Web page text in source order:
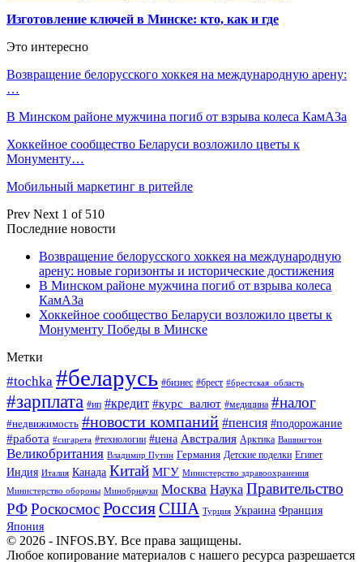
Изготовление ключей в Минске: кто, как и где
Это интересно
Возвращение белорусского хоккея на международную арену:
…
В Минском районе мужчина погиб от взрыва колеса КамАЗа
Хоккейное сообщество Беларуси возложило цветы к
Монументу…
Мобильный маркетинг в ритейле
Prev Next 1 of 510
Последние новости
Возвращение белорусского хоккея на международную
арену: новые горизонты и исторические достижения
В Минском районе мужчина погиб от взрыва колеса
КамАЗа
Хоккейное сообщество Беларуси возложило цветы к
Монументу Победы в Минске
Метки
#tochka #беларусь #бизнес #брест #брестская_область
#зарплата #ип #кредит #курс_валют #медицина #налог
#недвижимость #новости компаний #пенсия #подорожание
#работа #сигарета #технологии #цена Австралия Арктика Вашингтон
Великобритания Владимир Путин Германия Детские поделки Египет
Индия Италия Канада Китай МГУ Министерство здравоохранения
Министерство обороны Минобрнауки Москва Наука Правительство
РФРоскосмосРоссияСША Турция Украина Франция
Япония
© 2026 - INFOS.BY. Все права защищены.
Любое копирование материалов с нашего ресурса разрешается